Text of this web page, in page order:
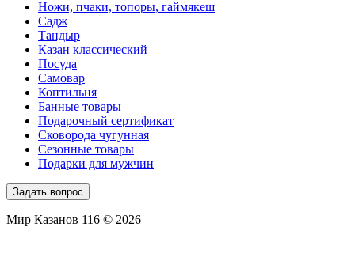
Ножи, пчаки, топоры, гаймякеш
Садж
Тандыр
Казан классический
Посуда
Самовар
Коптильня
Банные товары
Подарочный сертификат
Сковорода чугунная
Сезонные товары
Подарки для мужчин
Задать вопрос
Мир Казанов 116 © 2026